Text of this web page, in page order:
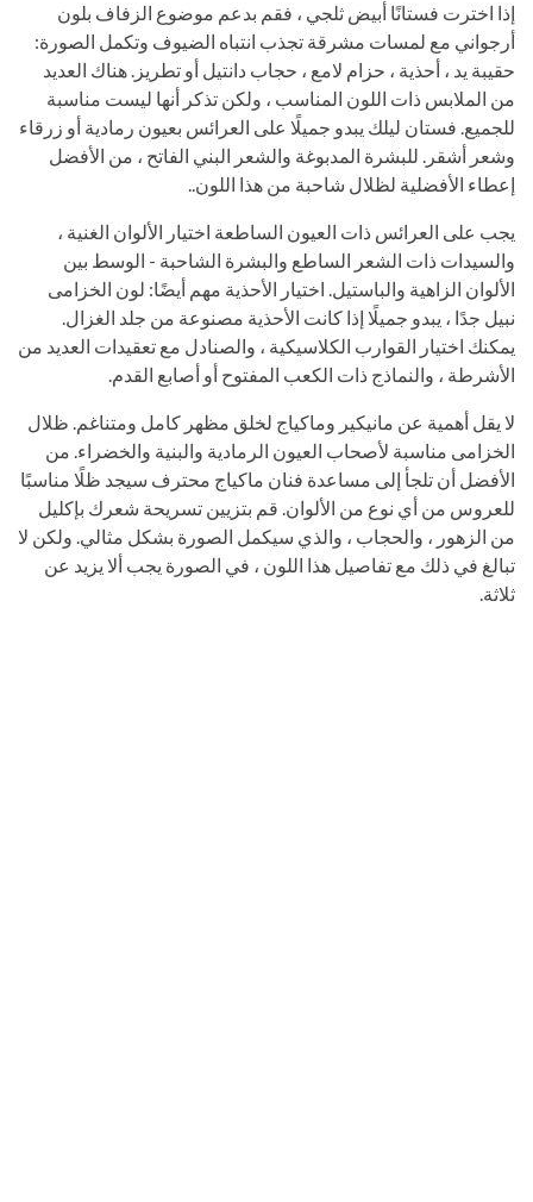
إذا اخترت فستانًا أبيض ثلجي ، فقم بدعم موضوع الزفاف بلون
أرجواني مع لمسات مشرقة تجذب انتباه الضيوف وتكمل الصورة:
حقيبة يد ، أحذية ، حزام لامع ، حجاب دانتيل أو تطريز. هناك العديد
من الملابس ذات اللون المناسب ، ولكن تذكر أنها ليست مناسبة
للجميع. فستان ليلك يبدو جميلًا على العرائس بعيون رمادية أو زرقاء
وشعر أشقر. للبشرة المدبوغة والشعر البني الفاتح ، من الأفضل
إعطاء الأفضلية لظلال شاحبة من هذا اللون..
يجب على العرائس ذات العيون الساطعة اختيار الألوان الغنية ،
والسيدات ذات الشعر الساطع والبشرة الشاحبة - الوسط بين
الألوان الزاهية والباستيل. اختيار الأحذية مهم أيضًا: لون الخزامى
نبيل جدًا ، يبدو جميلًا إذا كانت الأحذية مصنوعة من جلد الغزال.
يمكنك اختيار القوارب الكلاسيكية ، والصنادل مع تعقيدات العديد من
الأشرطة ، والنماذج ذات الكعب المفتوح أو أصابع القدم.
لا يقل أهمية عن مانيكير وماكياج لخلق مظهر كامل ومتناغم. ظلال
الخزامى مناسبة لأصحاب العيون الرمادية والبنية والخضراء. من
الأفضل أن تلجأ إلى مساعدة فنان ماكياج محترف سيجد ظلًا مناسبًا
للعروس من أي نوع من الألوان. قم بتزيين تسريحة شعرك بإكليل
من الزهور ، والحجاب ، والذي سيكمل الصورة بشكل مثالي. ولكن لا
تبالغ في ذلك مع تفاصيل هذا اللون ، في الصورة يجب ألا يزيد عن
ثلاثة.